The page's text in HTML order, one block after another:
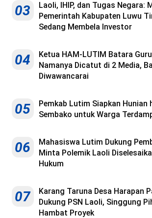
03
Laoli, IHIP, dan Tugas Negara:
Pemerintah Kabupaten Luwu
Sedang Membela Investor
04
Ketua HAM-LUTIM Batara
Namanya Dicatut di 2 Media,
Diwawancarai
05
Pemkab Lutim Siapkan Hunian
Sembako untuk Warga
06
Mahasiswa Lutim Dukung
Minta Polemik Laoli
Hukum
07
Karang Taruna Desa Harapan
Dukung PSN Laoli, Singgung
Hambat Proyek